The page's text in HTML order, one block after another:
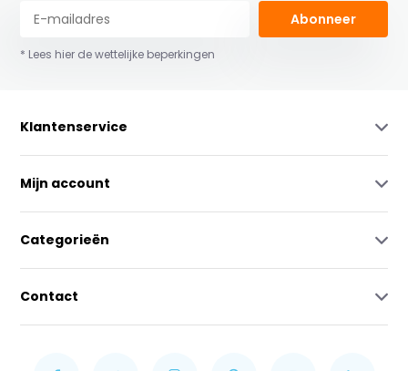
Abonneer
* Lees hier de wettelijke beperkingen
Klantenservice
Mijn account
Categorieën
Contact